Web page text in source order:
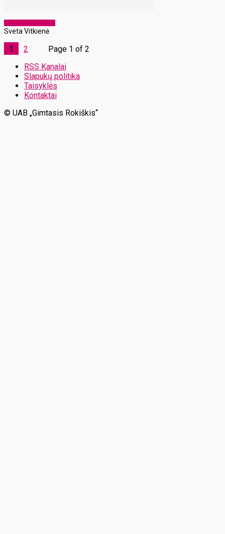
Sveta Vitkienė
1 2
Page 1 of 2
RSS Kanalai
Slapukų politika
Taisyklės
Kontaktai
© UAB „Gimtasis Rokiškis“